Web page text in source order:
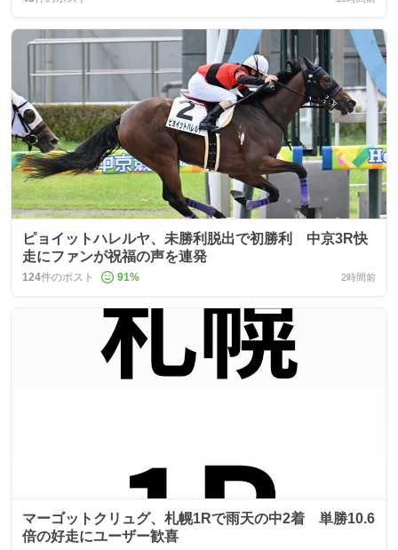
ピョイットハレルヤ、未勝利脱出で初勝利 中京3R快
走にファンが祝福の声を連発
124件のポスト 91% 2時間前
マーゴットクリュグ、札幌1Rで雨天の中2着 単勝10.6
倍の好走にユーザー歓喜